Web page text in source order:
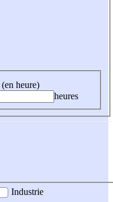
heure)
heures
Industrie